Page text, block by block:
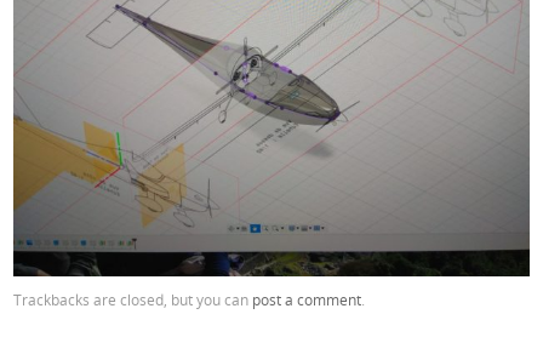
Trackbacks are closed, but you can post a comment